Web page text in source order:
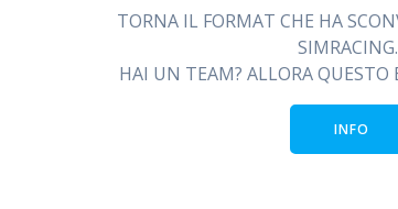
TORNA IL FORMAT CHE HA
HAI UN TEAM? ALLORA QUESTO
INFO